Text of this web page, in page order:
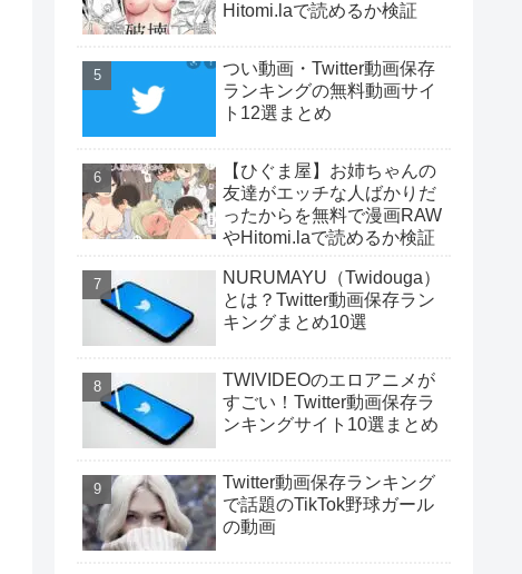
Hitomi.laで読めるか検証
つい動画・Twitter動画保存
ランキングの無料動画サイ
ト12選まとめ
【ひぐま屋】お姉ちゃんの
友達がエッチな人ばかりだ
ったからを無料で漫画RAW
やHitomi.laで読めるか検証
NURUMAYU（Twidouga）
とは？Twitter動画保存ラン
キングまとめ10選
TWIVIDEOのエロアニメが
すごい！Twitter動画保存ラ
ンキングサイト10選まとめ
Twitter動画保存ランキング
で話題のTikTok野球ガール
の動画